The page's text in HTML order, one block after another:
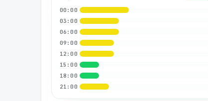
00:00
03:00
06:00
09:00
12:00
15:00
18:00
21:00